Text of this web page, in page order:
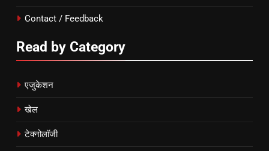
Contact / Feedback
Read by Category
एजुकेशन
खेल
टेक्नोलॉजी